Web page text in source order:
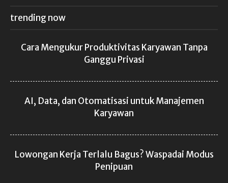
trending now
Cara Mengukur Produktivitas Karyawan Tanpa
Ganggu Privasi
AI, Data, dan Otomatisasi untuk Manajemen
Karyawan
Lowongan Kerja Terlalu Bagus? Waspadai Modus
Penipuan